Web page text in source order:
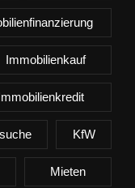
Immobilienkauf
KfW
Mieten